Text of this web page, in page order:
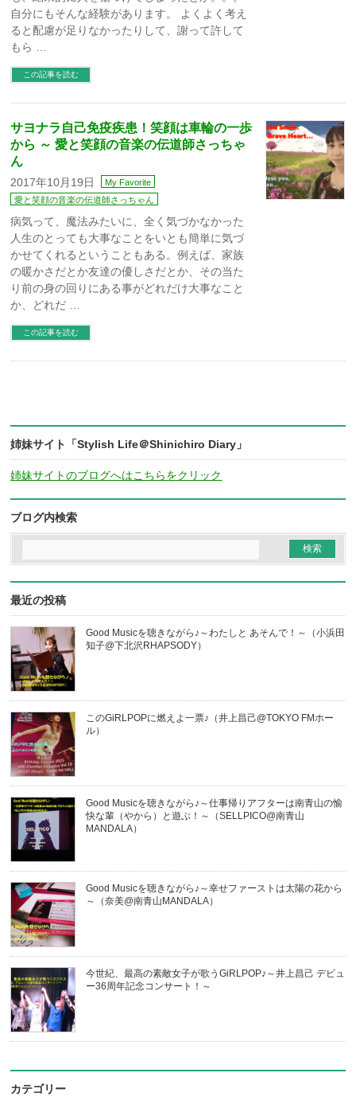
自分にもそんな経験があります。 よくよく考え
ると配慮が足りなかったりして、謝って許して
もら …
この記事を読む
サヨナラ自己免疫疾患！笑顔は車輪の一歩
から ～ 愛と笑顔の音楽の伝道師さっちゃ
ん
2017年10月19日
My Favorite
愛と笑顔の音楽の伝道師さっちゃん
病気って、魔法みたいに、全く気づかなかった
人生のとっても大事なことをいとも簡単に気づ
かせてくれるということもある。例えば、家族
の暖かさだとか友達の優しさだとか、その当た
り前の身の回りにある事がどれだけ大事なこと
か、どれだ …
この記事を読む
姉妹サイト「Stylish Life＠Shinichiro Diary」
姉妹サイトのブログへはこちらをクリック
ブログ内検索
最近の投稿
Good Musicを聴きながら♪～わたしと あそんで！～（小浜田
知子@下北沢RHAPSODY）
このGiRLPOPに燃えよ一票♪（井上昌己@TOKYO FMホー
ル）
Good Musicを聴きながら♪～仕事帰りアフターは南青山の愉
快な輩（やから）と遊ぶ！～（SELLPICO@南青山
MANDALA）
Good Musicを聴きながら♪～幸せファーストは太陽の花から
～（奈美@南青山MANDALA）
今世紀、最高の素敵女子が歌うGiRLPOP♪～井上昌己 デビュ
ー36周年記念コンサート！～
カテゴリー